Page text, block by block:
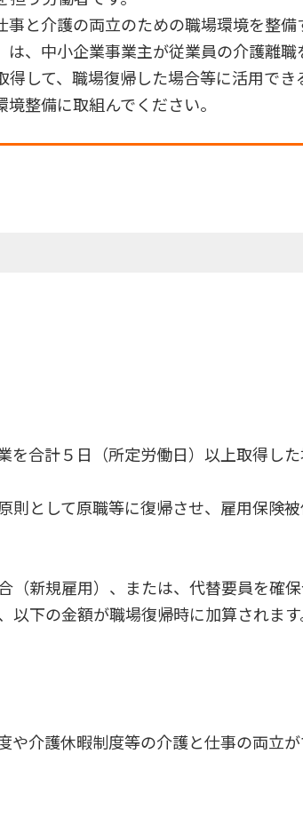
と介護の両立のための職場環境を整備
は、中小企業事業主が従業員の介護離
して、職場復帰した場合等に活用でき
整備に取組んでください。
合計５日（所定労働日）以上取得した
として原職等に復帰させ、雇用保険
新規雇用）、または、代替要員を確
下の金額が職場復帰時に加算されます
介護休暇制度等の介護と仕事の両立